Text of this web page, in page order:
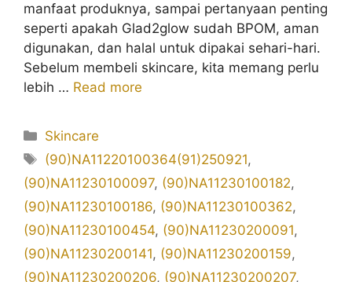
manfaat produknya, sampai pertanyaan penting
seperti apakah Glad2glow sudah BPOM, aman
digunakan, dan halal untuk dipakai sehari-hari.
Sebelum membeli skincare, kita memang perlu
lebih … Read more
Kategori
Skincare
Tag
(90)NA11220100364(91)250921,
(90)NA11230100097, (90)NA11230100182,
(90)NA11230100186, (90)NA11230100362,
(90)NA11230100454, (90)NA11230200091,
(90)NA11230200141, (90)NA11230200159,
(90)NA11230200206, (90)NA11230200207,